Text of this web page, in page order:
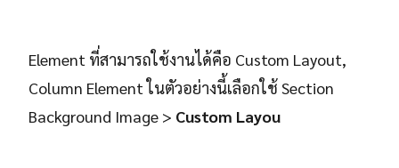
Element ที่สามารถใช้งานได้คือ Custom Layout,
Column Element ในตัวอย่างนี้เลือกใช้ Section
Background Image > Custom Layou